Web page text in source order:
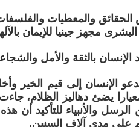
والمعطيات
مجهز جينيا للإيمان
بالثقة والأمل
الإنسان إلى قيم الخير
يضئ دهاليز الظلام،
والأنبياء للتأكيد أن هذه
على مدى آلاف السنين.